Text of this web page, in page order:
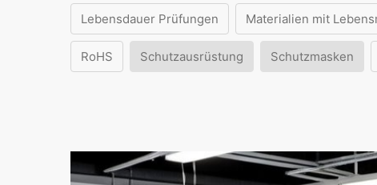
Lebensdauer Prüfungen Materialien mit
RoHS Schutzausrüstung Schutzmasken